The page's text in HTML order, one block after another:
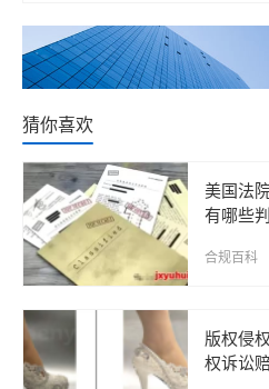
猜你喜欢
美国法
有哪些
合规百科
版权侵
权诉讼